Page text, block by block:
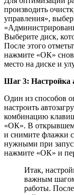
производить
управления»,
Выберите диск,
После этого
нажмите «ОК»
место на диске и
Шаг 3: Настройка
Один из способов
настроить
комбинацию
«ОК». В
и снимите флажки
нужными при
нажмите «ОК» и
Итак,
важным
работы.